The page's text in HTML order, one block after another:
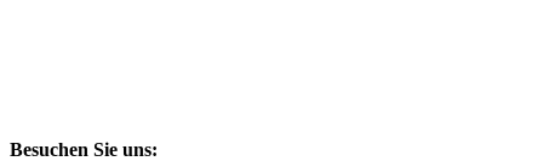
Besuchen Sie uns: